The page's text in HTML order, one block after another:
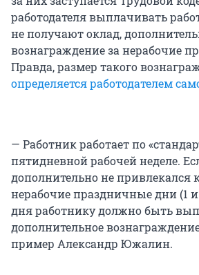
работодателя выплачивать
не получают оклад,
вознаграждение за нерабочие
Правда, размер такого
определяется работодателем
— Работник работает по
пятидневной рабочей неделе.
дополнительно не привлекался
нерабочие праздничные дни (1 и
дня работнику должно быть
дополнительное
пример Александр Южалин.